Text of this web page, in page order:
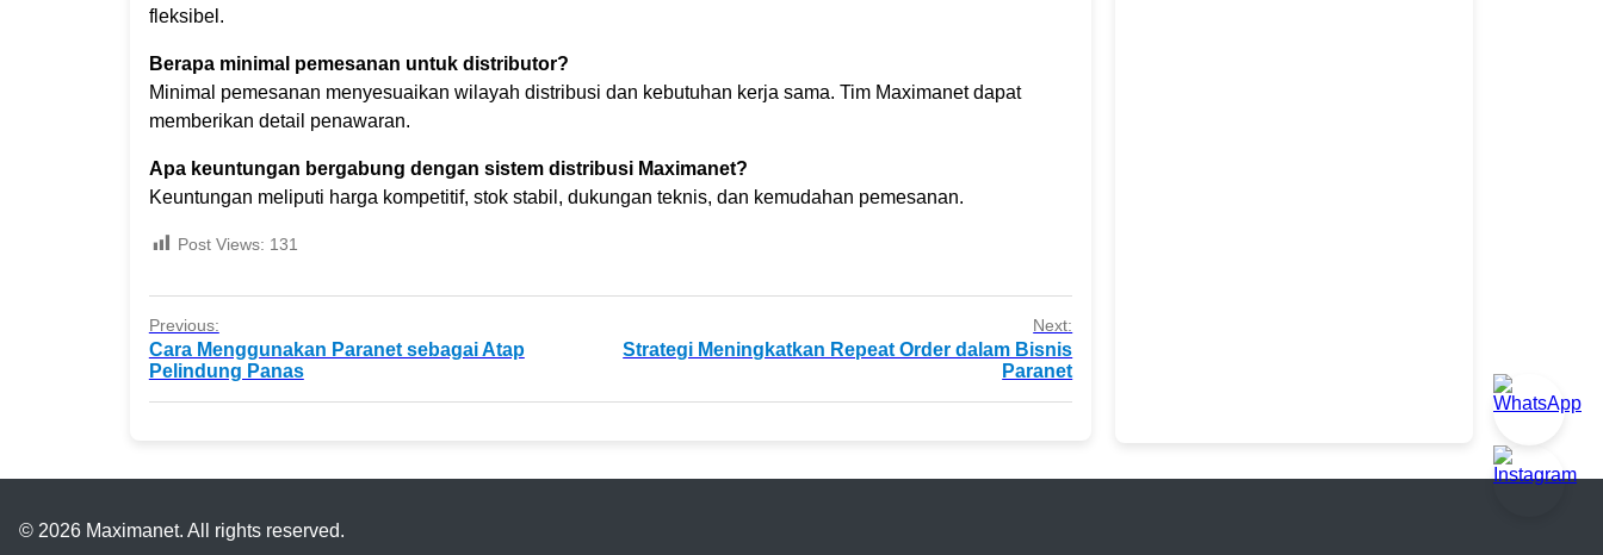
fleksibel.
Berapa minimal pemesanan untuk distributor?
Minimal pemesanan menyesuaikan wilayah distribusi dan kebutuhan kerja sama. Tim Maximanet dapat
memberikan detail penawaran.
Apa keuntungan bergabung dengan sistem distribusi Maximanet?
Keuntungan meliputi harga kompetitif, stok stabil, dukungan teknis, dan kemudahan pemesanan.
Post Views: 131
Previous:
Cara Menggunakan Paranet sebagai Atap
Pelindung Panas
Next:
Strategi Meningkatkan Repeat Order dalam Bisnis
Paranet
© 2026 Maximanet. All rights reserved.